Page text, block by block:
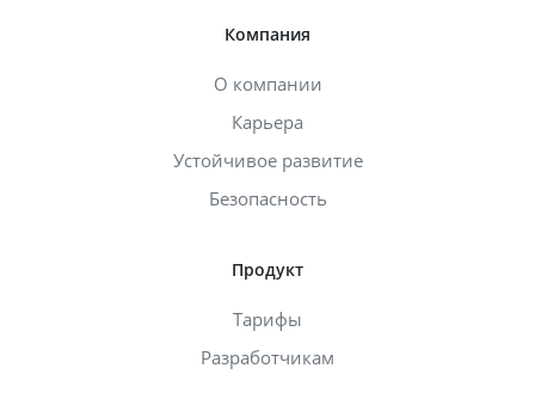
Компания
О компании
Карьера
Устойчивое развитие
Безопасность
Продукт
Тарифы
Разработчикам